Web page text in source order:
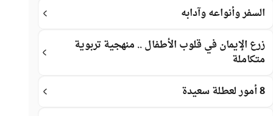
السفر وأنواعه وآدابه
زرع الإيمان في قلوب الأطفال .. منهجية تربوية
متكاملة
8 أمور لعطلة سعيدة